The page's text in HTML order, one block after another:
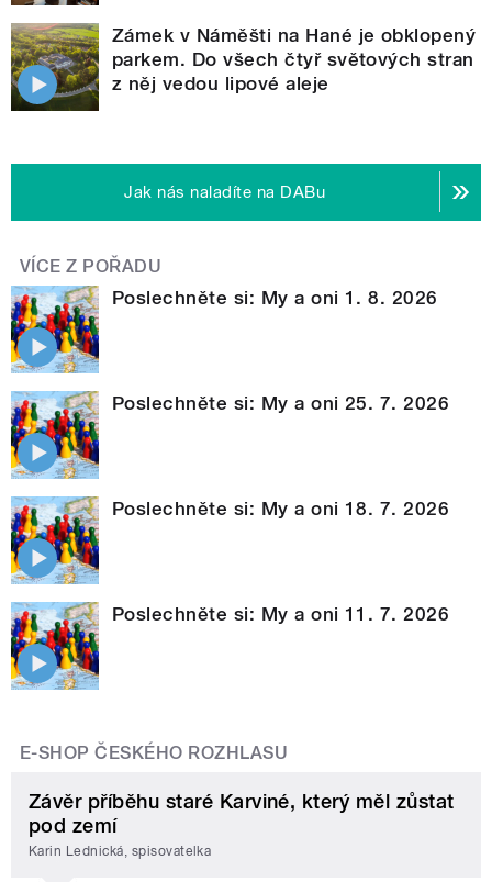
Zámek v Náměšti na Hané je obklopený
parkem. Do všech čtyř světových stran
z něj vedou lipové aleje
Jak nás naladíte na DABu
VÍCE Z POŘADU
Poslechněte si: My a oni 1. 8. 2026
Poslechněte si: My a oni 25. 7. 2026
Poslechněte si: My a oni 18. 7. 2026
Poslechněte si: My a oni 11. 7. 2026
E-SHOP ČESKÉHO ROZHLASU
Závěr příběhu staré Karviné, který měl zůstat
pod zemí
Karin Lednická, spisovatelka